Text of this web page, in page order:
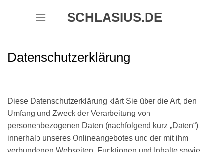
SCHLASIUS.DE
Datenschutzerklärung
Diese Datenschutzerklärung klärt Sie über die Art, den
Umfang und Zweck der Verarbeitung von
personenbezogenen Daten (nachfolgend kurz „Daten“)
innerhalb unseres Onlineangebotes und der mit ihm
verbundenen Webseiten, Funktionen und Inhalte sowie